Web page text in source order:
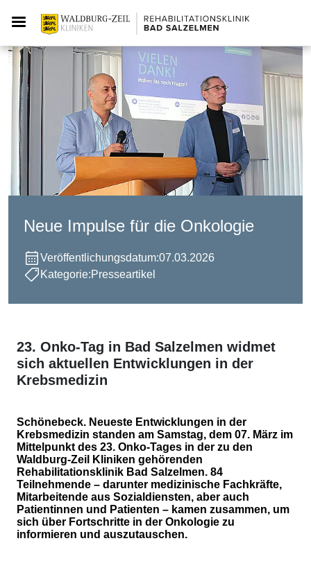
Neue Impulse für die Onkologie
Veröffentlichungsdatum:07.03.2026
Kategorie:Presseartikel
23. Onko-Tag in Bad Salzelmen widmet
sich aktuellen Entwicklungen in der
Krebsmedizin
Schönebeck. Neueste Entwicklungen in der
Krebsmedizin standen am Samstag, dem 07. März im
Mittelpunkt des 23. Onko-Tages in der zu den
Waldburg-Zeil Kliniken gehörenden
Rehabilitationsklinik Bad Salzelmen. 84
Teilnehmende – darunter medizinische Fachkräfte,
Mitarbeitende aus Sozialdiensten, aber auch
Patientinnen und Patienten – kamen zusammen, um
sich über Fortschritte in der Onkologie zu
informieren und auszutauschen.